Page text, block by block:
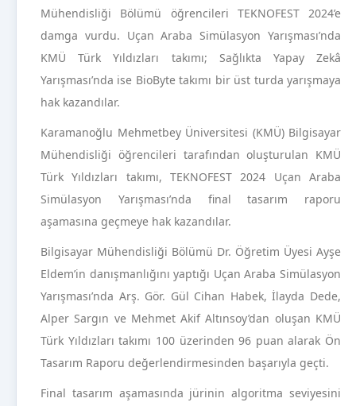
Mühendisliği Bölümü öğrencileri TEKNOFEST 2024’e
damga vurdu. Uçan Araba Simülasyon Yarışması’nda
KMÜ Türk Yıldızları takımı; Sağlıkta Yapay Zekâ
Yarışması’nda ise BioByte takımı bir üst turda yarışmaya
hak kazandılar.
Karamanoğlu Mehmetbey Üniversitesi (KMÜ) Bilgisayar
Mühendisliği öğrencileri tarafından oluşturulan KMÜ
Türk Yıldızları takımı, TEKNOFEST 2024 Uçan Araba
Simülasyon Yarışması’nda final tasarım raporu
aşamasına geçmeye hak kazandılar.
Bilgisayar Mühendisliği Bölümü Dr. Öğretim Üyesi Ayşe
Eldem’in danışmanlığını yaptığı Uçan Araba Simülasyon
Yarışması’nda Arş. Gör. Gül Cihan Habek, İlayda Dede,
Alper Sargın ve Mehmet Akif Altınsoy’dan oluşan KMÜ
Türk Yıldızları takımı 100 üzerinden 96 puan alarak Ön
Tasarım Raporu değerlendirmesinden başarıyla geçti.
Final tasarım aşamasında jürinin algoritma seviyesini